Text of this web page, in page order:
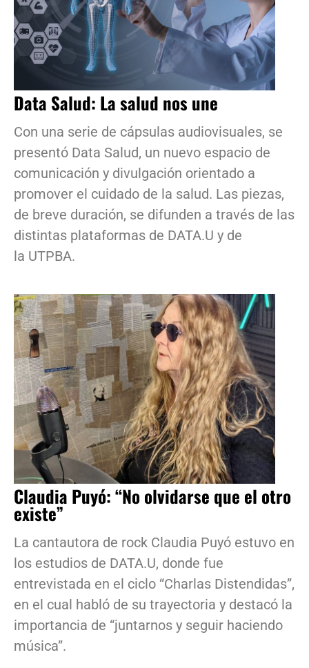
Data Salud: La salud nos une
Con una serie de cápsulas audiovisuales, se
presentó Data Salud, un nuevo espacio de
comunicación y divulgación orientado a
promover el cuidado de la salud. Las piezas,
de breve duración, se difunden a través de las
distintas plataformas de DATA.U y de
la UTPBA.
Claudia Puyó: “No olvidarse que el otro
existe”
La cantautora de rock Claudia Puyó estuvo en
los estudios de DATA.U, donde fue
entrevistada en el ciclo “Charlas Distendidas”,
en el cual habló de su trayectoria y destacó la
importancia de “juntarnos y seguir haciendo
música”.